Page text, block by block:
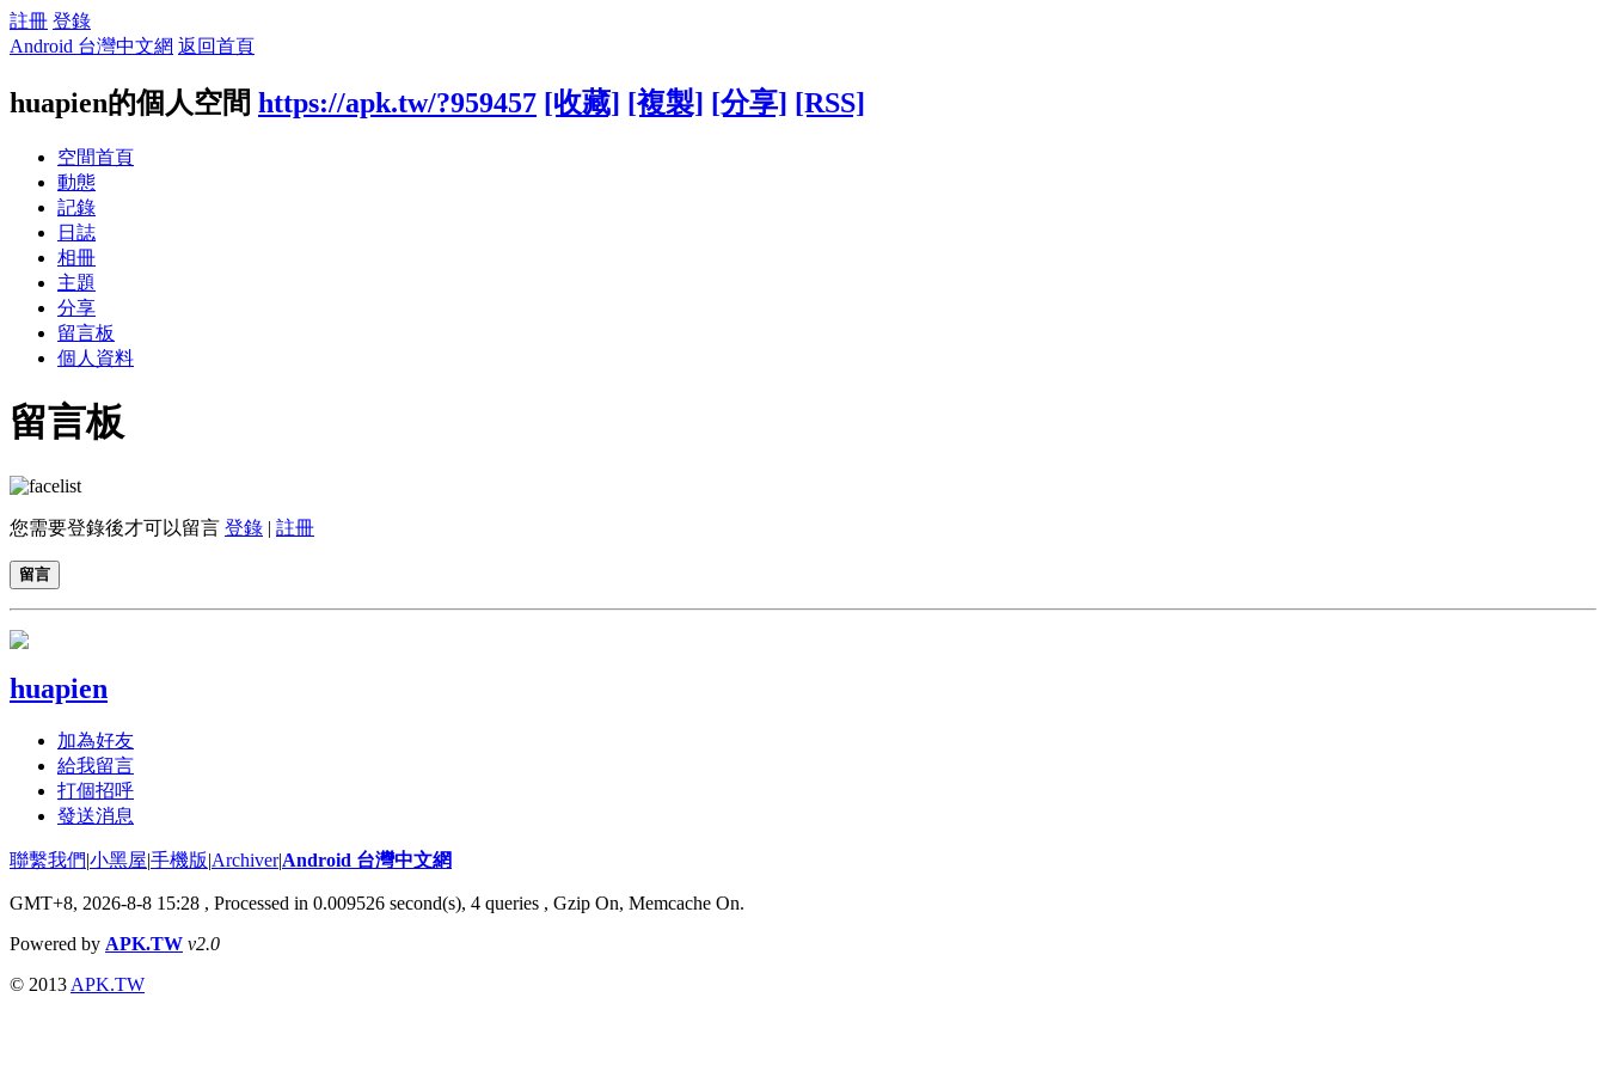
註冊 登錄
Android 台灣中文網 返回首頁
huapien的個人空間 https://apk.tw/?959457 [收藏] [複製] [分享] [RSS]
空間首頁
動態
記錄
日誌
相冊
主題
分享
留言板
個人資料
留言板
您需要登錄後才可以留言 登錄 | 註冊
留言
huapien
加為好友
給我留言
打個招呼
發送消息
聯繫我們|小黑屋|手機版|Archiver|Android 台灣中文網
GMT+8, 2026-8-8 15:28 , Processed in 0.009526 second(s), 4 queries , Gzip On, Memcache On.
Powered by APK.TW v2.0
© 2013 APK.TW